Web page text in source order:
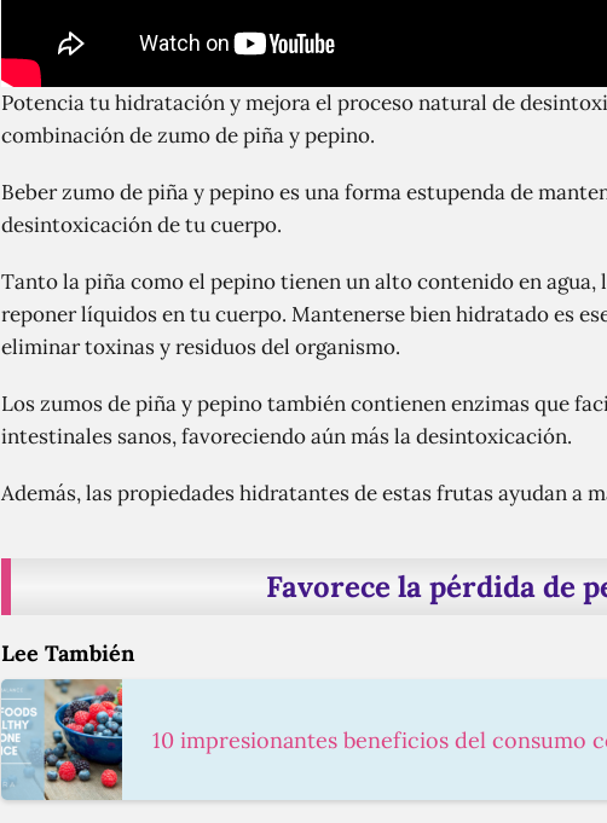
Potencia tu hidratación y mejora el proceso natural de
combinación de zumo de piña y pepino.
Beber zumo de piña y pepino es una forma estupenda de
desintoxicación de tu cuerpo.
Tanto la piña como el pepino tienen un alto contenido en
reponer líquidos en tu cuerpo. Mantenerse bien hidratado es
eliminar toxinas y residuos del organismo.
Los zumos de piña y pepino también contienen enzimas que
intestinales sanos, favoreciendo aún más la desintoxicación.
Además, las propiedades hidratantes de estas frutas ayudan a
Favorece la pérdida de
Lee También
10 impresionantes beneficios del consumo